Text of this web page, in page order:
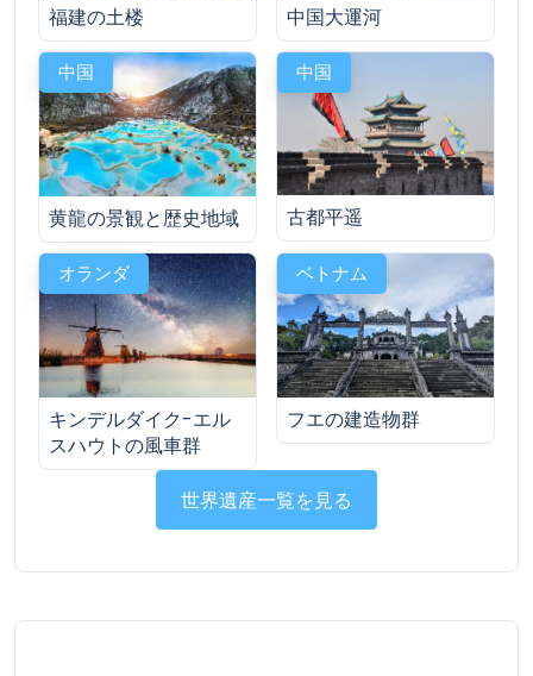
福建の土楼 中国大運河
中国
黄龍の景観と歴史地域
中国
古都平遥
オランダ
キンデルダイク-エル
スハウトの風車群
ベトナム
フエの建造物群
世界遺産一覧を見る